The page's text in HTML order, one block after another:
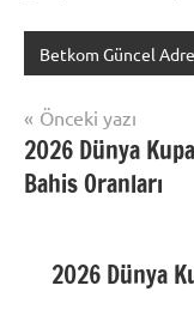
Betkom Güncel
Yazı
gezinmesi
Önceki yazı
2026 Dünya
Bahis Oranları
2026 Dünya